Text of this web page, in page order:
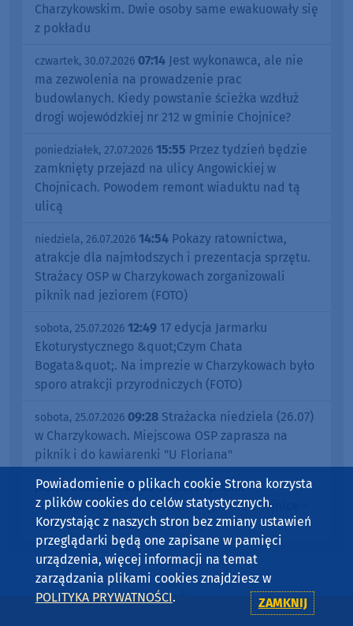
Charzykowskim. Dwie osoby same ewakuowały się
z pokładu
czwartek, 30.07.2026 07:14 Jest wykonawca, ale nie
ma zezwolenia na prowadzenie prac
budowlanych. Kiedy powstanie ścieżka wzdłuż
drogi wojewódzkiej nr 212 w gminie Chojnice?
poniedziałek, 27.07.2026 15:55 Przez tydzień będzie
zamknięty przejazd na ulicy Angowickiej w
Chojnicach. Powodem remont wiaduktu nad tą
ulicą
niedziela, 26.07.2026 14:54 Pokazy ratownictwa,
atrakcje dla najmłodszych i prezentacja sprzętu.
Strażacy OSP w Charzykowach zorganizowali
piknik nad jeziorem (FOTO)
sobota, 25.07.2026 12:49 17 edycja Jarmarku
Ekoturystycznego &quot;Czym Chata
Bogata&quot;. Na imprezie w Charzykowach było
sporo atrakcji przyrodniczych (FOTO)
sobota, 25.07.2026 09:28 Strażacka niedziela (26.07)
w Charzykowach. Miejscowa OSP zaprasza na
piknik i do kawiarenki "U Floriana"
piątek, 24.07.2026 07:03Odpust i piknik
kosznajderski w Ostrowitem w gminie Chojnice -
to wydarzenie już jutro (25.07)
Powiadomienie o plikach cookie Strona korzysta
z plików cookies do celów statystycznych.
Korzystając z naszych stron bez zmiany ustawień
przeglądarki będą one zapisane w pamięci
urządzenia, więcej informacji na temat
zarządzania plikami cookies znajdziesz w
POLITYKA PRYWATNOŚCI. ZAMKNIJ